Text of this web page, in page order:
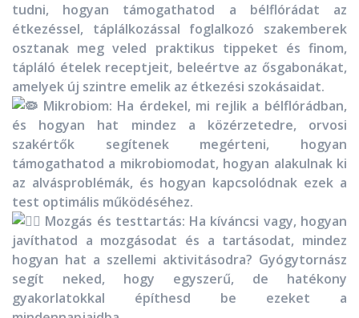
tudni, hogyan támogathatod a bélflórádat az
étkezéssel, táplálkozással foglalkozó szakemberek
osztanak meg veled praktikus tippeket és finom,
tápláló ételek receptjeit, beleértve az ősgabonákat,
amelyek új szintre emelik az étkezési szokásaidat.
Mikrobiom: Ha érdekel, mi rejlik a bélflórádban,
és hogyan hat mindez a közérzetedre, orvosi
szakértők segítenek megérteni, hogyan
támogathatod a mikrobiomodat, hogyan alakulnak ki
az alvásproblémák, és hogyan kapcsolódnak ezek a
test optimális működéséhez.
Mozgás és testtartás: Ha kíváncsi vagy, hogyan
javíthatod a mozgásodat és a tartásodat, mindez
hogyan hat a szellemi aktivitásodra? Gyógytornász
segít neked, hogy egyszerű, de hatékony
gyakorlatokkal építhesd be ezeket a